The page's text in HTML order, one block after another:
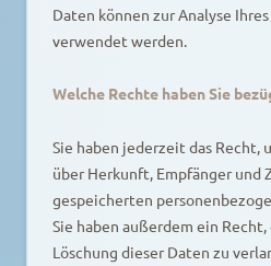
Daten können zur Analyse
verwendet werden.
Welche Rechte haben Sie
Sie haben jederzeit das
über Herkunft, Empfänger und
gespeicherten
Sie haben außerdem ein
Löschung dieser Daten zu